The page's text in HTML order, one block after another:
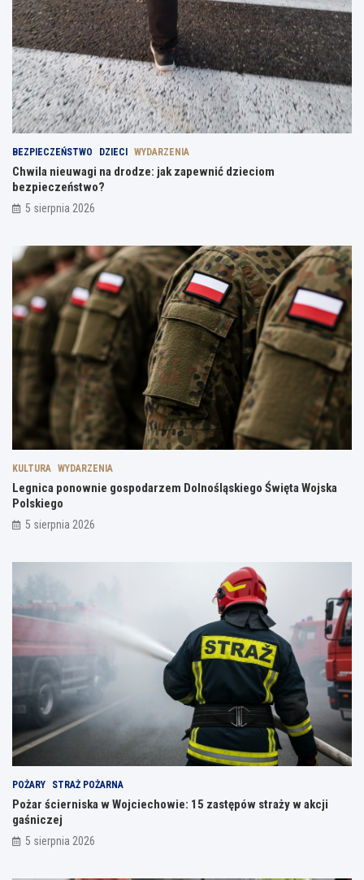
BEZPIECZEŃSTWO DZIECI WYDARZENIA
Chwila nieuwagi na drodze: jak zapewnić dzieciom
bezpieczeństwo?
5 sierpnia 2026
KULTURA WYDARZENIA
Legnica ponownie gospodarzem Dolnośląskiego Święta Wojska
Polskiego
5 sierpnia 2026
POŻARY STRAŻ POŻARNA
Pożar ścierniska w Wojciechowie: 15 zastępów straży w akcji
gaśniczej
5 sierpnia 2026